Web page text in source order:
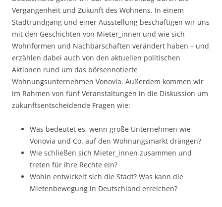
Vergangenheit und Zukunft des Wohnens. In einem
Stadtrundgang und einer Ausstellung beschäftigen wir uns
mit den Geschichten von Mieter_innen und wie sich
Wohnformen und Nachbarschaften verändert haben – und
erzählen dabei auch von den aktuellen politischen
Aktionen rund um das börsennotierte
Wohnungsunternehmen Vonovia. Außerdem kommen wir
im Rahmen von fünf Veranstaltungen in die Diskussion um
zukunftsentscheidende Fragen wie:
Was bedeutet es, wenn große Unternehmen wie
Vonovia und Co. auf den Wohnungsmarkt drängen?
Wie schließen sich Mieter_innen zusammen und
treten für ihre Rechte ein?
Wohin entwickelt sich die Stadt? Was kann die
Mietenbewegung in Deutschland erreichen?